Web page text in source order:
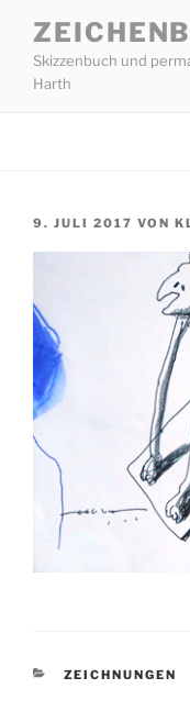
Inhalt
springen
Skizzenbuch und
Harth
VERÖFFENTLICHT
9. JULI 2017 VON
KATEGORIEN
ZEICHNUNGEN